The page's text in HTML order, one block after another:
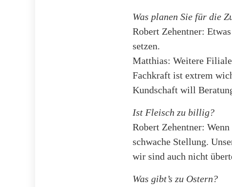
Was planen Sie für die
Robert Zehentner:
setzen.
Matthias: Weitere
Fachkraft ist extrem
Kundschaft will
Ist Fleisch zu billig?
Robert Zehentner:
schwache Stellung.
wir sind auch nicht
Was gibt’s zu Ostern?